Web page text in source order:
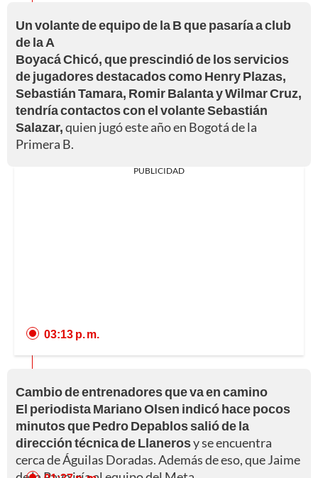
Un volante de equipo de la B que pasaría a club
de la A
Boyacá Chicó, que prescindió de los servicios
de jugadores destacados como Henry Plazas,
Sebastián Tamara, Romir Balanta y Wilmar Cruz,
tendría contactos con el volante Sebastián
Salazar,quien jugó este año en Bogotá de la
Primera B.
PUBLICIDAD
03:13 p. m.
Cambio de entrenadores que va en camino
El periodista Mariano Olsen indicó hace pocos
minutos que Pedro Depablos salió de la
dirección técnica de Llanerosy se encuentra
cerca de Águilas Doradas. Además de eso, que Jaime